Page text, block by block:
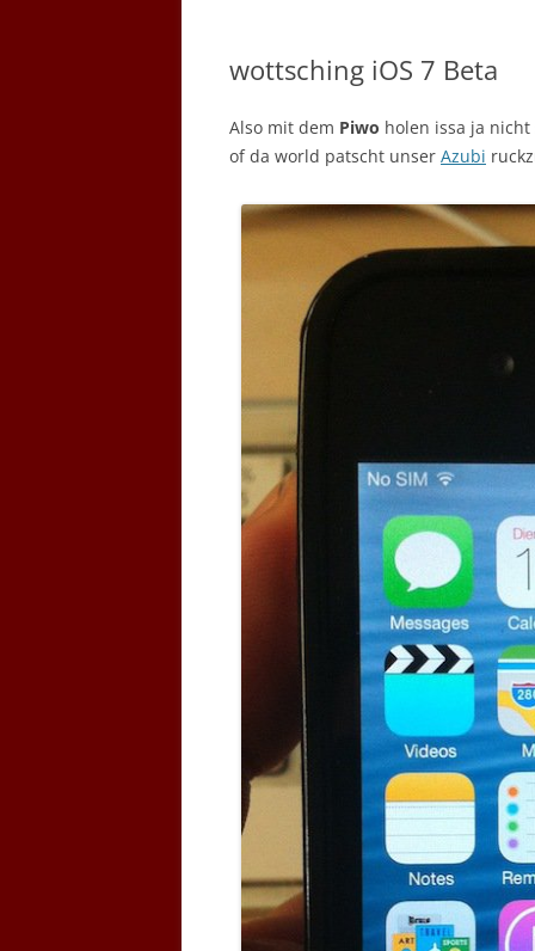
wottsching iOS 7 Beta
Also mit dem Piwo holen issa ja nicht
of da world patscht unser Azubi